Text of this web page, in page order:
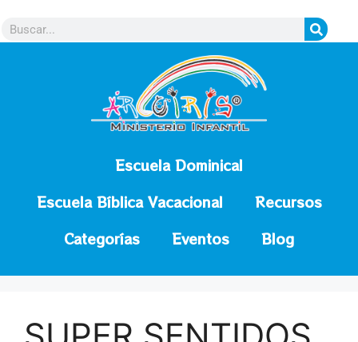
Escuela Dominical
Escuela Bíblica Vacacional
Recursos
Categorías
Eventos Blog